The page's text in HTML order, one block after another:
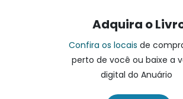
Adquira o
Confira os locais de
perto de você ou baixe a
digital do Anuário